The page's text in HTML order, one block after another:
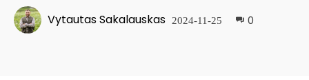
Vytautas Sakalauskas 2024-11-25 0